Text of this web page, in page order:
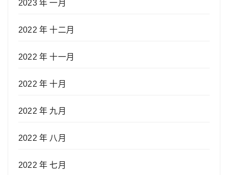
2023 年 一月
2022 年 十二月
2022 年 十一月
2022 年 十月
2022 年 九月
2022 年 八月
2022 年 七月